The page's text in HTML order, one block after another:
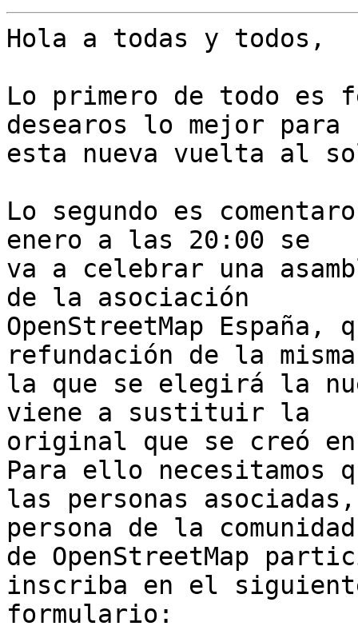
Hola a todas y todos,
Lo primero de todo
desearos lo mejor para
esta nueva vuelta al
Lo segundo es
enero a las 20:00 se
va a celebrar una
de la asociación
OpenStreetMap
refundación de la
la que se elegirá la
viene a sustituir la
original que se creó
Para ello necesitamos
las personas
persona de la
de OpenStreetMap
inscriba en el
formulario: